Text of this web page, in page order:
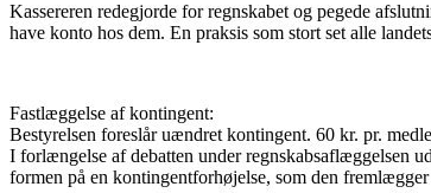
Kassereren redegjorde for regnskabet og pegede
have konto hos dem. En praksis som stort set alle
Fastlæggelse af kontingent:
Bestyrelsen foreslår uændret kontingent. 60 kr. pr.
I forlængelse af debatten under regnskabsaflæggelsen
formen på en kontingentforhøjelse, som den